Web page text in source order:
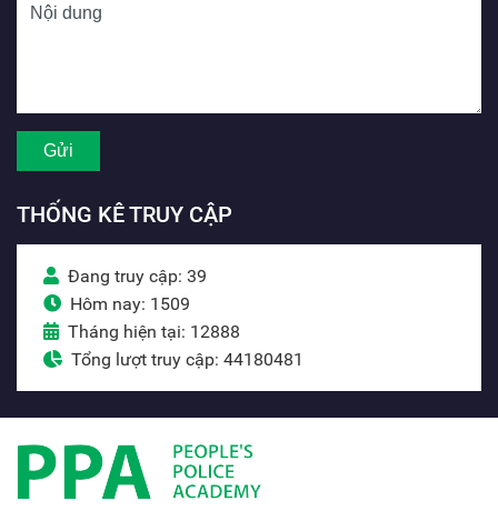
THỐNG KÊ TRUY CẬP
Đang truy cập: 39
Hôm nay: 1509
Tháng hiện tại: 12888
Tổng lượt truy cập: 44180481